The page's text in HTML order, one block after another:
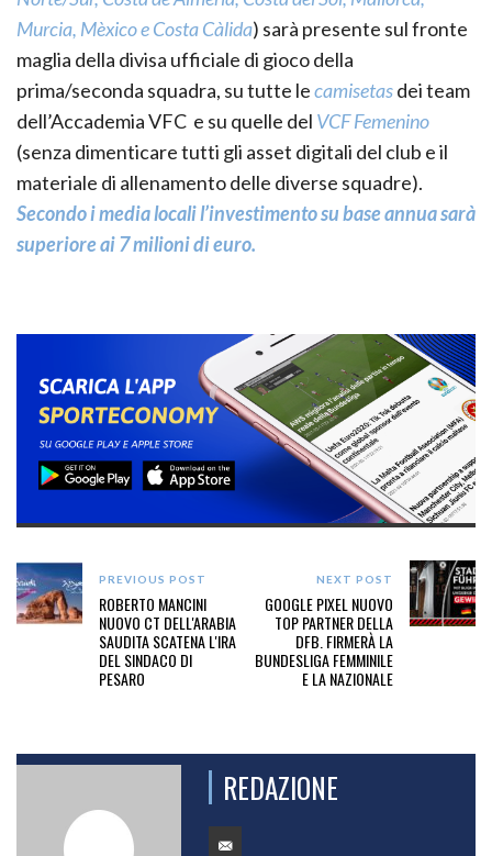
Murcia, Mèxico e Costa Càlida) sarà presente sul fronte
maglia della divisa ufficiale di gioco della
prima/seconda squadra, su tutte lecamisetasdei team
dell’Accademia VFC e su quelle del VCF Femenino
(senza dimenticare tutti gli asset digitali del club e il
materiale di allenamento delle diverse squadre).
Secondo i media locali l’investimento su base annua sarà
superiore ai 7 milioni di euro.
PREVIOUS POST
ROBERTO MANCINI
NUOVO CT DELL'ARABIA
SAUDITA SCATENA L'IRA
DEL SINDACO DI
PESARO
NEXT POST
GOOGLE PIXEL NUOVO
TOP PARTNER DELLA
DFB. FIRMERÀ LA
BUNDESLIGA FEMMINILE
E LA NAZIONALE
REDAZIONE